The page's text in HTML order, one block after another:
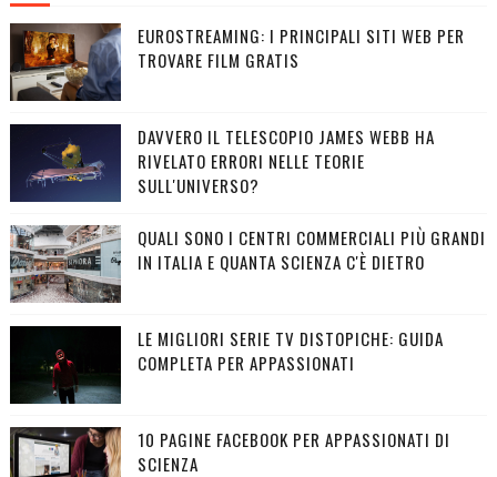
EUROSTREAMING: I PRINCIPALI SITI WEB PER
TROVARE FILM GRATIS
DAVVERO IL TELESCOPIO JAMES WEBB HA
RIVELATO ERRORI NELLE TEORIE
SULL'UNIVERSO?
QUALI SONO I CENTRI COMMERCIALI PIÙ GRANDI
IN ITALIA E QUANTA SCIENZA C'È DIETRO
LE MIGLIORI SERIE TV DISTOPICHE: GUIDA
COMPLETA PER APPASSIONATI
10 PAGINE FACEBOOK PER APPASSIONATI DI
SCIENZA